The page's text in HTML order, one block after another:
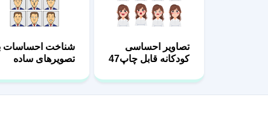
تصاویر احساسی
کودکانه قابل چاپ47
شناخت احساسات
تصویرهای ساده